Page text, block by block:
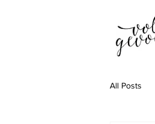
All Posts